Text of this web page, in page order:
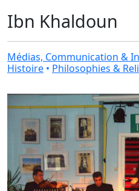
Ibn Khaldoun
Médias, Communication &
Histoire • Philosophies &